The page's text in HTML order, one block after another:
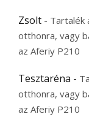
Zsolt - Tartalék
otthonra, vagy
az Aferiy P210
Tesztaréna -
otthonra, vagy
az Aferiy P210